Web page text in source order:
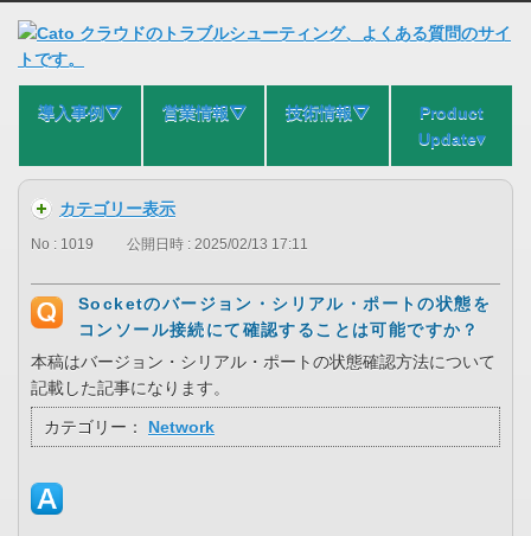
導入事例⛛ 営業情報⛛ 技術情報⛛
Product
Update▾
カテゴリー表示
No : 1019 公開日時 : 2025/02/13 17:11
Socketのバージョン・シリアル・ポートの状態を
コンソール接続にて確認することは可能ですか？
本稿はバージョン・シリアル・ポートの状態確認方法について
記載した記事になります。
カテゴリー： Network